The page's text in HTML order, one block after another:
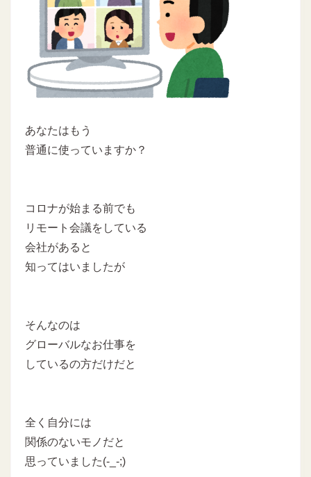
あなたはもう
普通に使っていますか？
コロナが始まる前でも
リモート会議をしている
会社があると
知ってはいましたが
そんなのは
グローバルなお仕事を
しているの方だけだと
全く自分には
関係のないモノだと
思っていました(-_-;)